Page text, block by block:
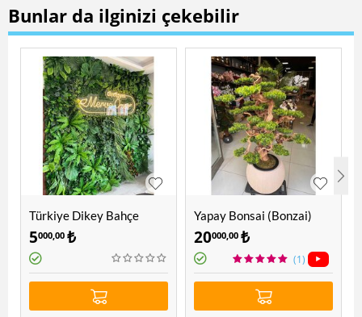
Bunlar da ilginizi çekebilir
Türkiye Dikey Bahçe
5000,00 ₺
Yapay Bonsai (Bonzai)
Ağacı 1.60 Mt
20000,00 ₺
(1)